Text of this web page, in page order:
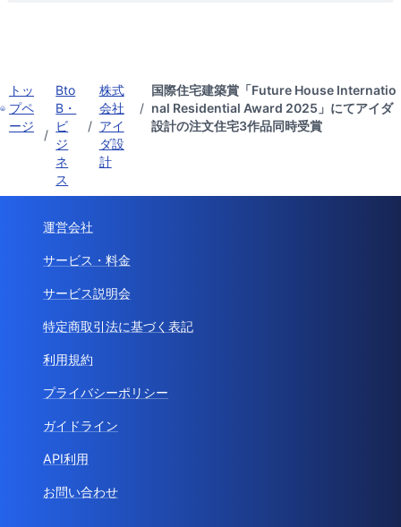
トッ
プペ
ージ
/
Bto
B・
ビ
ジ
ネ
ス
/
株式
会社
アイ
ダ設
計
/
国際住宅建築賞「Future House Internatio
nal Residential Award 2025」にてアイダ
設計の注文住宅3作品同時受賞
運営会社
サービス・料金
サービス説明会
特定商取引法に基づく表記
利用規約
プライバシーポリシー
ガイドライン
API利用
お問い合わせ